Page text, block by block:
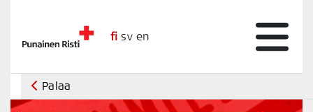
fi sv en
Palaa